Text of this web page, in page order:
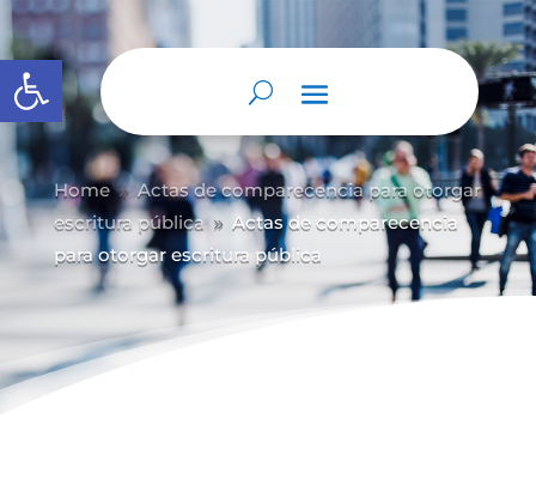
Abrir barra de herramientas
Home 9 Actas de comparecencia para otorgar
escritura pública
9 Actas de comparecencia
para otorgar escritura pública